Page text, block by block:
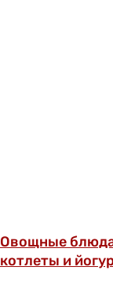
Овощные
котлеты и